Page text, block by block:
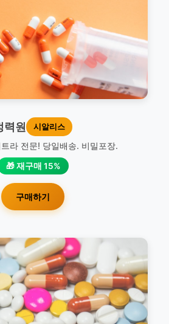
력원 시알리스
라 전문! 당일배송. 비밀포장.
🎁 재구매 15%
구매하기